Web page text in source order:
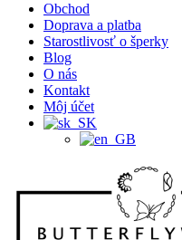
Obchod
Doprava a platba
Starostlivosť o šperky
Blog
O nás
Kontakt
Môj účet